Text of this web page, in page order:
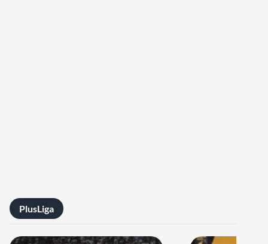
PlusLiga